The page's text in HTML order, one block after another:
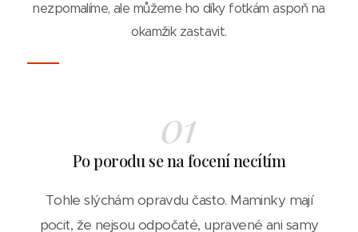
nezpomalíme, ale můžeme ho díky fotkám aspoň na
okamžik zastavit.
01
Po porodu se na focení necítím
Tohle slýchám opravdu často. Maminky mají
pocit, že nejsou odpočaté, upravené ani samy